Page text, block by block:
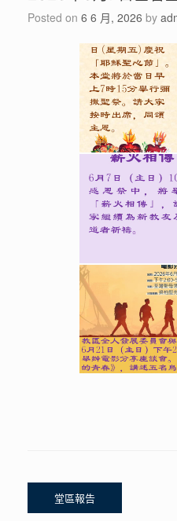
Posted on 6 6 月, 2026 by